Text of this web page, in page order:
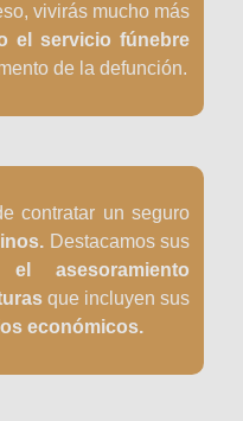
vivirás mucho más
el servicio fúnebre
de la defunción.
contratar un seguro
Destacamos sus
asesoramiento
que incluyen sus
económicos.